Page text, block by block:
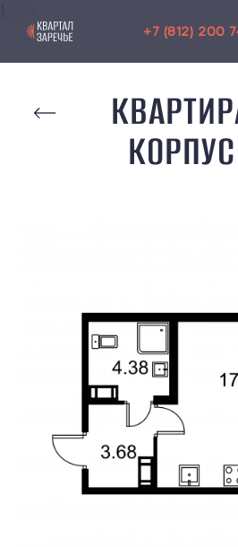
+7 (812) 200